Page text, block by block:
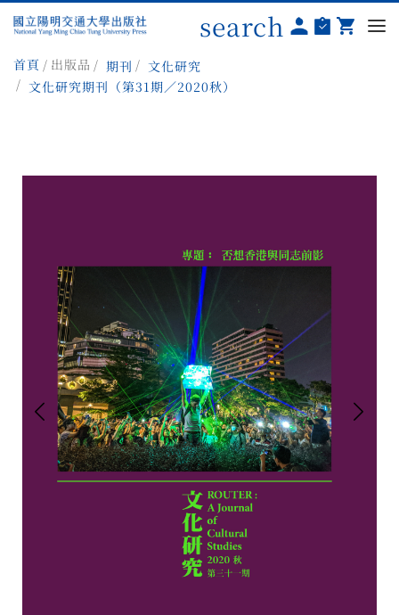
search
首頁 出版品 期刊
文化研究
文化研究期刊（第31期／2020秋）